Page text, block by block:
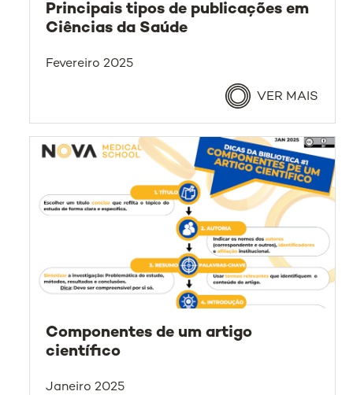
Principais tipos de publicações em
Ciências da Saúde
Fevereiro 2025
VER MAIS
Componentes de um artigo
científico
Janeiro 2025